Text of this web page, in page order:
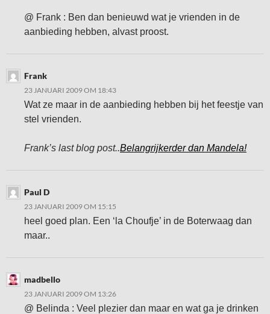
@ Frank : Ben dan benieuwd wat je vrienden in de
aanbieding hebben, alvast proost.
Frank
23 JANUARI 2009 OM 18:43
Wat ze maar in de aanbieding hebben bij het feestje van
stel vrienden.
Frank’s last blog post..Belangrijkerder dan Mandela!
Paul D
23 JANUARI 2009 OM 15:15
heel goed plan. Een ‘la Choufje’ in de Boterwaag dan
maar..
madbello
23 JANUARI 2009 OM 13:26
@ Belinda : Veel plezier dan maar en wat ga je drinken